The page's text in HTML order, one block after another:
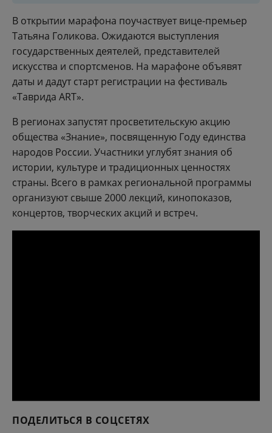
В открытии марафона поучаствует вице-премьер
Татьяна Голикова. Ожидаются выступления
государственных деятелей, представителей
искусства и спортсменов. На марафоне объявят
даты и дадут старт регистрации на фестиваль
«Таврида ART».
В регионах запустят просветительскую акцию
общества «Знание», посвященную Году единства
народов России. Участники углубят знания об
истории, культуре и традиционных ценностях
страны. Всего в рамках региональной программы
организуют свыше 2000 лекций, кинопоказов,
концертов, творческих акций и встреч.
ПОДЕЛИТЬСЯ В СОЦСЕТЯХ